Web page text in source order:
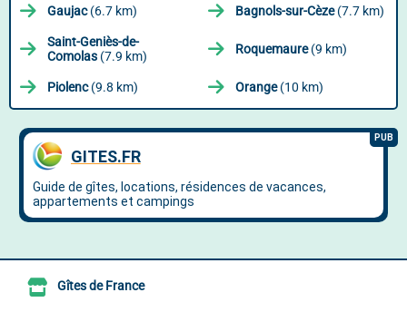
Gaujac(6.7 km) Bagnols-sur-Cèze(7.7 km)
Saint-Geniès-de-
Comolas (7.9 km) Roquemaure(9 km)
Piolenc(9.8 km) Orange(10 km)
Gîtes de France